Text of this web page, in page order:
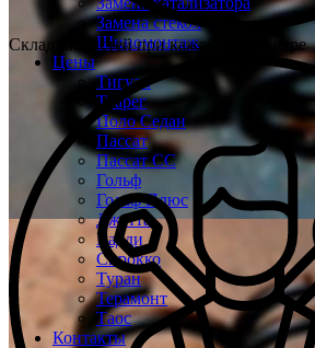
Замена стекол
Шиномонтаж
Цены
Тигуан
Туарег
Поло Седан
Пассат
Пассат СС
Гольф
Гольф Плюс
Джетта
Кадди
Сирокко
Туран
Терамонт
Таос
Контакты
Склад запчастей при каждом техцентре